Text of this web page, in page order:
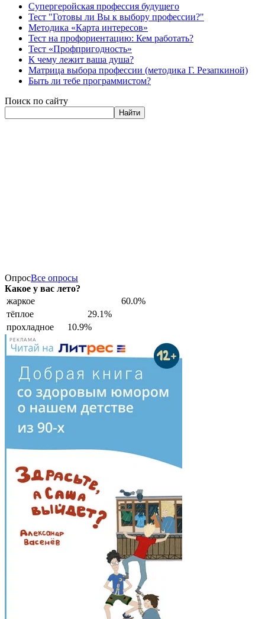
Супергеройская профессия будущего
Тест "Готовы ли Вы к выбору профессии?"
Методика «Карта интересов»
Тест на профориентацию: Кем работать?
Тест «Профпригодность»
К чему лежит ваша душа?
Матрица выбора профессии (методика Г. Резапкиной)
Быть ли тебе программистом?
Поиск по сайту
Найти
ОпросВсе опросы
Какое у вас лето?
жаркое
60.0%
тёплое
29.1%
прохладное
10.9%
РЕКЛАМА